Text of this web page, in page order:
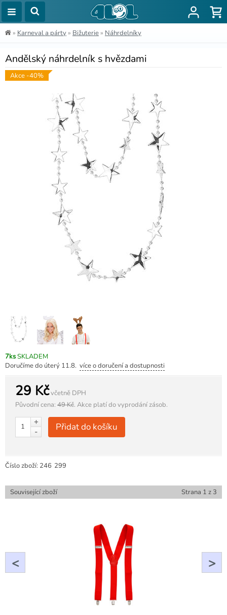
» Karneval a párty » Bižuterie » Náhrdelníky
Andělský náhrdelník s hvězdami
Akce -40%
7ksSKLADEM
Doručíme do úterý 11.8. více o doručení a dostupnosti
29 Kčvčetně DPH
Původní cena: 49 Kč. Akce platí do vyprodání zásob.
+
-
Přidat do košíku
Číslo zboží: 246 299
Související zboží Strana 1 z 3
< >